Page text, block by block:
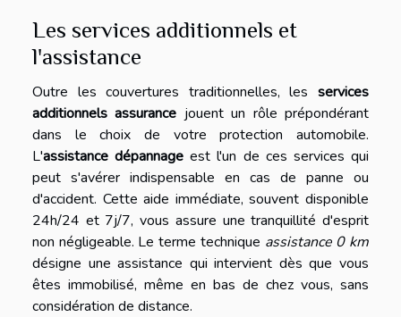
Les services additionnels et
l'assistance
Outre les couvertures traditionnelles, les services
additionnels assurance jouent un rôle prépondérant
dans le choix de votre protection automobile.
L'assistance dépannage est l'un de ces services qui
peut s'avérer indispensable en cas de panne ou
d'accident. Cette aide immédiate, souvent disponible
24h/24 et 7j/7, vous assure une tranquillité d'esprit
non négligeable. Le terme technique assistance 0 km
désigne une assistance qui intervient dès que vous
êtes immobilisé, même en bas de chez vous, sans
considération de distance.